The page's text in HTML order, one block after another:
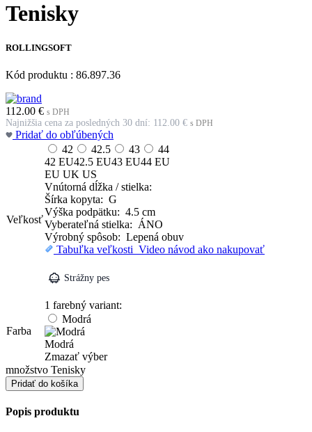
Tenisky
ROLLINGSOFT
Kód produktu : 86.897.36
112.00 € s DPH
Najnižšia cena za posledných 30 dní: 112.00 € s DPH
Pridať do obľúbených
Veľkosť
42
42 EU
42.5
42.5 EU
43
43 EU
44
44 EU
EU UK US
Vnútorná dĺžka / stielka:
Šírka kopyta: G
Výška podpätku: 4.5 cm
Vyberateľná stielka: ÁNO
Výrobný spôsob: Lepená obuv
Tabuľka veľkosti Video návod ako nakupovať
Strážny pes
Farba
1 farebný variant:
Modrá
Modrá
Zmazať výber
množstvo Tenisky
Pridať do košíka
Popis produktu